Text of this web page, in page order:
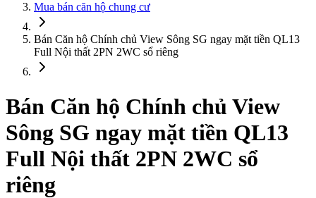
Mua bán căn hộ chung cư
Bán Căn hộ Chính chủ View Sông SG ngay mặt tiền QL13
Full Nội thất 2PN 2WC sổ riêng
Bán Căn hộ Chính chủ View
Sông SG ngay mặt tiền QL13
Full Nội thất 2PN 2WC sổ
riêng